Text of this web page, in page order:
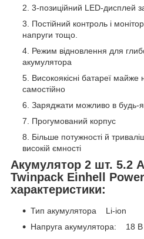
3-позиційний LED-дисплей
Постійний контроль і
напруги тощо.
Режим відновлення для
акумулятора
Високоякісні батареї
самостійно
Заряджати можливо в будь-
Прогумований корпус
Більше потужності й
високій ємності
Акумулятор 2 шт. 5.2
Twinpack Einhell
характеристики:
Тип акумулятора Li-ion
Напруга акумулятора: 18 В